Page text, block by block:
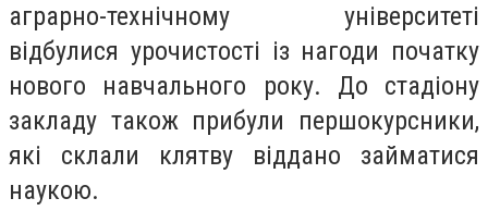
аграрно-технічному університеті
відбулися урочистості із нагоди початку
нового навчального року. До стадіону
закладу також прибули першокурсники,
які склали клятву віддано займатися
наукою.